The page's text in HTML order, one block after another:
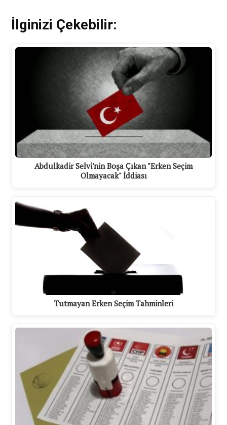
İlginizi Çekebilir:
Abdulkadir Selvi'nin Boşa Çıkan "Erken Seçim
Olmayacak" İddiası
Tutmayan Erken Seçim Tahminleri